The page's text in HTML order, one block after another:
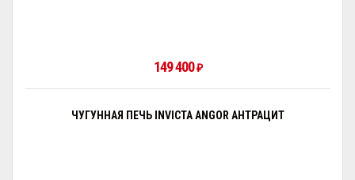
149 400₽
ЧУГУННАЯ ПЕЧЬ INVICTA ANGOR АНТРАЦИТ